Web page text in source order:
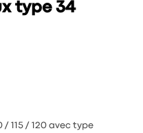
type 34
115 / 120 avec type